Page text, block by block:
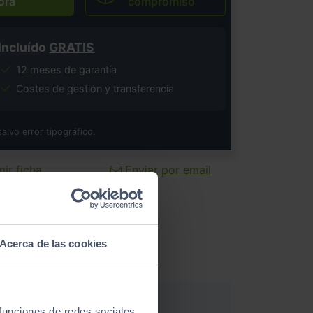
Acerca de las cookies
GRATIS
12 meses de garantía
Costes de gestión y transferencia
error tipográfico.
ficha Enviar por email